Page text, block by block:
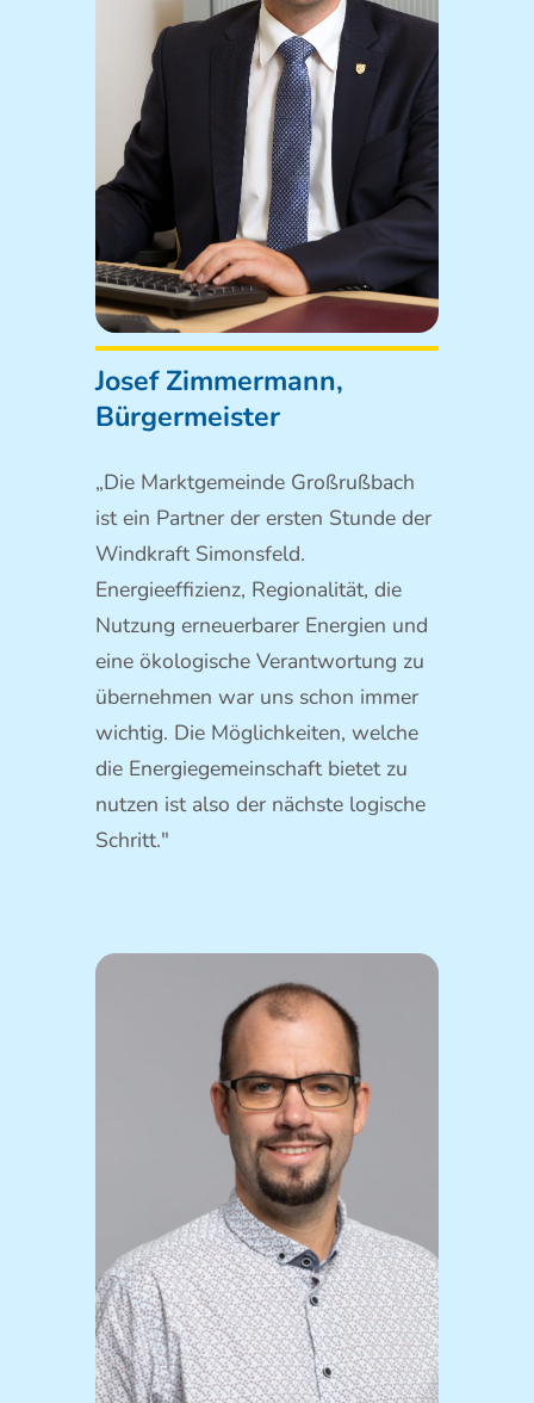
Josef Zimmermann,
Bürgermeister
„Die Marktgemeinde Großrußbach
ist ein Partner der ersten Stunde der
Windkraft Simonsfeld.
Energieeffizienz, Regionalität, die
Nutzung erneuerbarer Energien und
eine ökologische Verantwortung zu
übernehmen war uns schon immer
wichtig. Die Möglichkeiten, welche
die Energiegemeinschaft bietet zu
nutzen ist also der nächste logische
Schritt."